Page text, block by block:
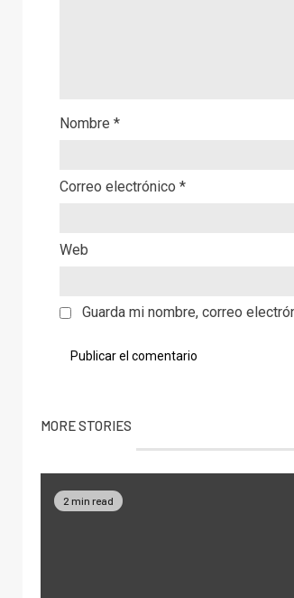
Nombre *
Correo electrónico *
Web
Guarda mi nombre, correo
MORE STORIES
2 min read